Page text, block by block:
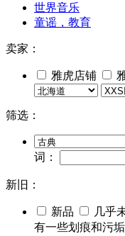
世界音乐
童谣，教育
卖家：
雅虎店铺
筛选：
词：
新旧：
新品 几乎
有一些划痕和污垢